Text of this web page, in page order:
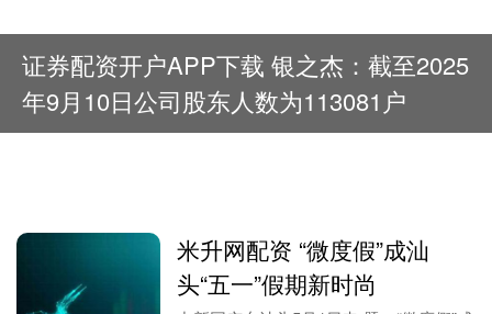
证券配资开户APP下载 银之杰：截至2025
年9月10日公司股东人数为113081户
米升网配资 “微度假”成汕
头“五一”假期新时尚